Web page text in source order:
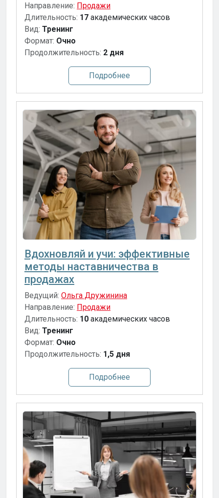
Направление: Продажи
Длительность: 17 академических часов
Вид: Тренинг
Формат: Очно
Продолжительность: 2 дня
Подробнее
Вдохновляй и учи: эффективные
методы наставничества в
продажах
Ведущий: Ольга Дружинина
Направление: Продажи
Длительность: 10 академических часов
Вид: Тренинг
Формат: Очно
Продолжительность: 1,5 дня
Подробнее